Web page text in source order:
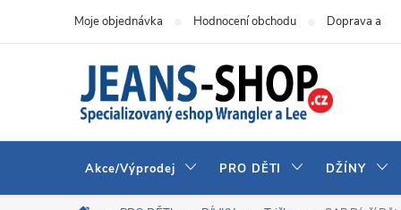
Moje objednávka Hodnocení obchodu Doprava a
Akce/Výprodej PRO DĚTI DŽÍNY